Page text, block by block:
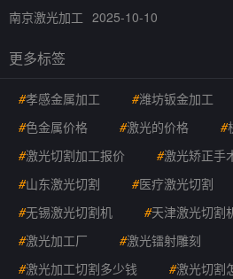
南京激光加工 2025-10-10
更多标签
#孝感金属加工 #潍坊钣金加工
#色金属价格 #激光的价格 #
#激光切割加工报价 #激光矫正手
#山东激光切割 #医疗激光切割
#无锡激光切割机 #天津激光切割
#激光加工厂 #激光镭射雕刻
#激光加工切割多少钱 #激光切割